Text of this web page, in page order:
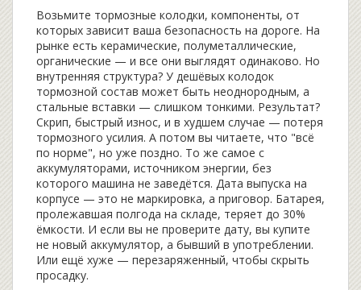
Возьмите тормозные колодки, компоненты, от
которых зависит ваша безопасность на дороге. На
рынке есть керамические, полуметаллические,
органические — и все они выглядят одинаково. Но
внутренняя структура? У дешёвых колодок
тормозной состав может быть неоднородным, а
стальные вставки — слишком тонкими. Результат?
Скрип, быстрый износ, и в худшем случае — потеря
тормозного усилия. А потом вы читаете, что "всё
по норме", но уже поздно. То же самое с
аккумуляторами, источником энергии, без
которого машина не заведётся. Дата выпуска на
корпусе — это не маркировка, а приговор. Батарея,
пролежавшая полгода на складе, теряет до 30%
ёмкости. И если вы не проверите дату, вы купите
не новый аккумулятор, а бывший в употреблении.
Или ещё хуже — перезаряженный, чтобы скрыть
просадку.